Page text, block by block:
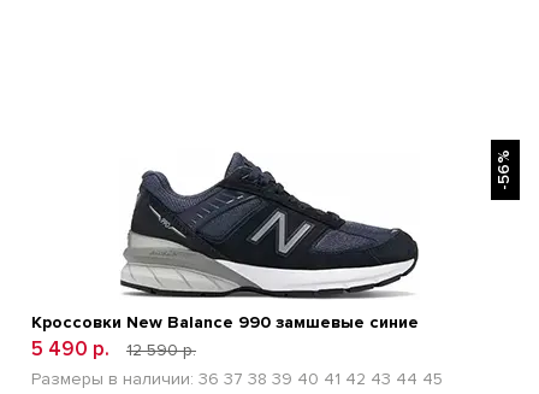
-56%
Кроссовки New Balance 990 замшевые синие
5 490 р.
12 590 р.
Размеры в наличии: 36 37 38 39 40 41 42 43 44 45